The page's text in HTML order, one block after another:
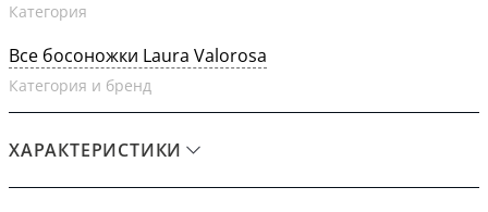
Категория
Все босоножки Laura Valorosa
Категория и бренд
ХАРАКТЕРИСТИКИ